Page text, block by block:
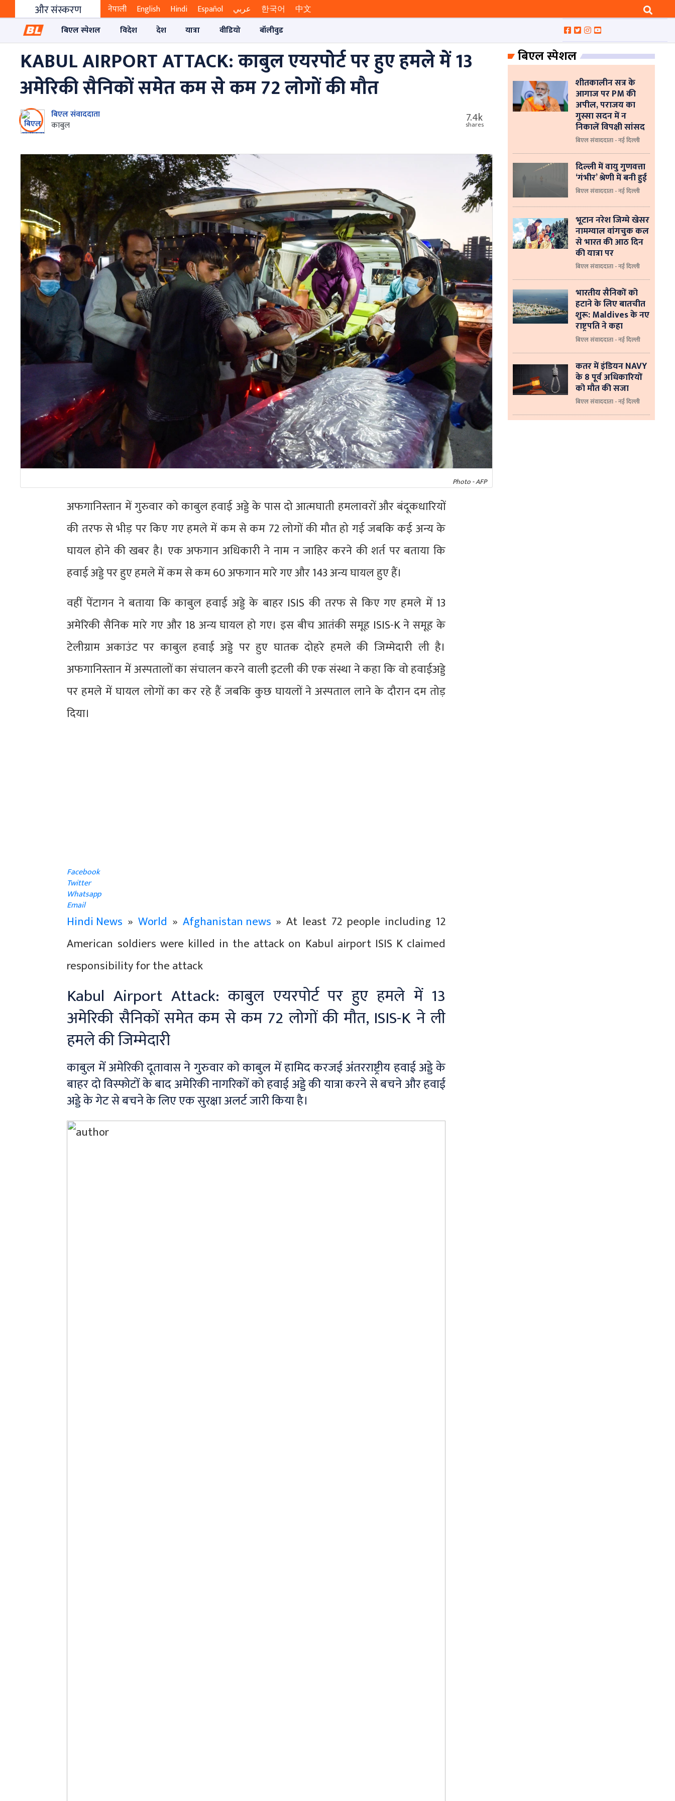
और संस्करण नेपाली English Hindi Español عربي 한국어
中文
बिएल स्पेशल
विदेश देश यात्रा वीडियो बॉलीवुड
KABUL AIRPORT ATTACK: काबुल एयरपोर्ट पर हुए हमले में 13
अमेरिकी सैनिकों समेत कम से कम 72 लोगों की मौत
बिएल संवाददाता
काबुल
7.4k
shares
Photo - AFP
अफगानिस्तान में गुरुवार को काबुल हवाई अड्डे के पास दो आत्मघाती हमलावरों और बंदूकधारियों
की तरफ से भीड़ पर किए गए हमले में कम से कम 72 लोगों की मौत हो गई जबकि कई अन्य के
घायल होने की खबर है। एक अफगान अधिकारी ने नाम न जाहिर करने की शर्त पर बताया कि
हवाई अड्डे पर हुए हमले में कम से कम 60 अफगान मारे गए और 143 अन्य घायल हुए हैं।
वहीं पेंटागन ने बताया कि काबुल हवाई अड्डे के बाहर ISIS की तरफ से किए गए हमले में 13
अमेरिकी सैनिक मारे गए और 18 अन्य घायल हो गए। इस बीच आतंकी समूह ISIS-K ने समूह के
टेलीग्राम अकाउंट पर काबुल हवाई अड्डे पर हुए घातक दोहरे हमले की जिम्मेदारी ली है।
अफगानिस्तान में अस्पतालों का संचालन करने वाली इटली की एक संस्था ने कहा कि वो हवाईअड्डे
पर हमले में घायल लोगों का कर रहे हैं जबकि कुछ घायलों ने अस्पताल लाने के दौरान दम तोड़
दिया।
Facebook
Twitter
Whatsapp
Email
Hindi News » World » Afghanistan news » At least 72 people including 12
American soldiers were killed in the attack on Kabul airport ISIS K claimed
responsibility for the attack
Kabul Airport Attack: काबुल एयरपोर्ट पर हुए हमले में 13
अमेरिकी सैनिकों समेत कम से कम 72 लोगों की मौत, ISIS-K ने ली
हमले की जिम्मेदारी
काबुल में अमेरिकी दूतावास ने गुरुवार को काबुल में हामिद करजई अंतरराष्ट्रीय हवाई अड्डे के
बाहर दो विस्फोटों के बाद अमेरिकी नागरिकों को हवाई अड्डे की यात्रा करने से बचने और हवाई
अड्डे के गेट से बचने के लिए एक सुरक्षा अलर्ट जारी किया है।
बिएल स्पेशल
शीतकालीन सत्र के
आगाज पर PM की
अपील, पराजय का
गुस्सा सदन में न
निकालें विपक्षी सांसद
बिएल संवाददाता - नई दिल्ली
दिल्ली में वायु गुणवत्ता
‘गंभीर’ श्रेणी में बनी हुई
बिएल संवाददाता - नई दिल्ली
भूटान नरेश जिग्मे खेसर
नामग्याल वांगचुक कल
से भारत की आठ दिन
की यात्रा पर
बिएल संवाददाता - नई दिल्ली
भारतीय सैनिकों को
हटाने के लिए बातचीत
शुरू: Maldives के नए
राष्ट्रपति ने कहा
बिएल संवाददाता - नई दिल्‍ली
कतर में इंडियन NAVY
के 8 पूर्व अधिकारियों
को मौत की सजा
बिएल संवाददाता - नई दिल्ली